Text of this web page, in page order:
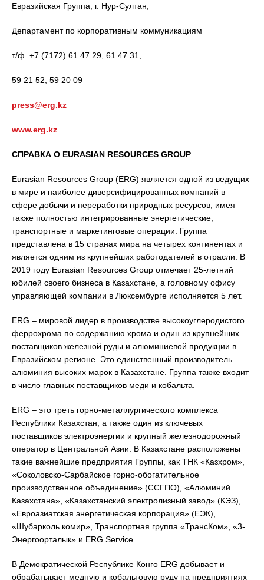
Евразийская Группа, г. Нур-Султан,
Департамент по корпоративным коммуникациям
т/ф. +7 (7172) 61 47 29, 61 47 31,
59 21 52, 59 20 09
press@erg.kz
www.erg.kz
СПРАВКА О EURASIAN RESOURCES GROUP
Eurasian Resources Group (ERG) является одной из ведущих
в мире и наиболее диверсифицированных компаний в
сфере добычи и переработки природных ресурсов, имея
также полностью интегрированные энергетические,
транспортные и маркетинговые операции. Группа
представлена в 15 странах мира на четырех континентах и
является одним из крупнейших работодателей в отрасли. В
2019 году Eurasian Resources Group отмечает 25-летний
юбилей своего бизнеса в Казахстане, а головному офису
управляющей компании в Люксембурге исполняется 5 лет.
ERG – мировой лидер в производстве высокоуглеродистого
феррохрома по содержанию хрома и один из крупнейших
поставщиков железной руды и алюминиевой продукции в
Евразийском регионе. Это единственный производитель
алюминия высоких марок в Казахстане. Группа также входит
в число главных поставщиков меди и кобальта.
ERG – это треть горно-металлургического комплекса
Республики Казахстан, а также один из ключевых
поставщиков электроэнергии и крупный железнодорожный
оператор в Центральной Азии. В Казахстане расположены
такие важнейшие предприятия Группы, как ТНК «Казхром»,
«Соколовско-Сарбайское горно-обогатительное
производственное объединение» (ССГПО), «Алюминий
Казахстана», «Казахстанский электролизный завод» (КЭЗ),
«Евроазиатская энергетическая корпорация» (ЕЭК),
«Шубарколь комир», Транспортная группа «ТрансКом», «3-
Энергоорталык» и ERG Service.
В Демократической Республике Конго ERG добывает и
обрабатывает медную и кобальтовую руду на предприятиях